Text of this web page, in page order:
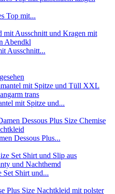
Top mit...
Ausschnitt...
mit Spitze und...
Dessous Plus...
Set Shirt und...